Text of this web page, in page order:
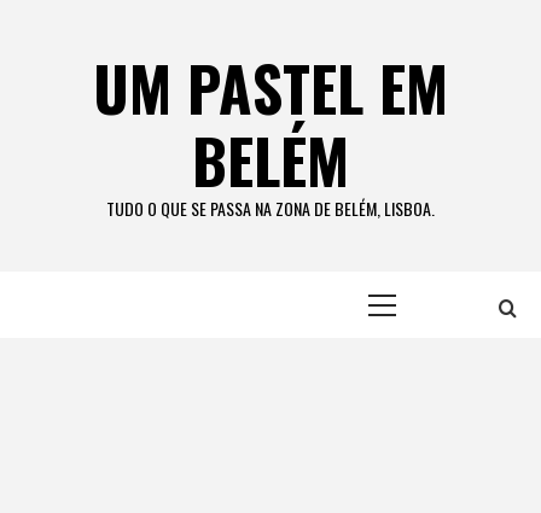
UM PASTEL EM
BELÉM
TUDO O QUE SE PASSA NA ZONA DE BELÉM, LISBOA.